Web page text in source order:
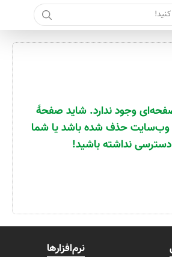
جست و جو
وجود ندارد. شاید صفحهٔ
وب‌سایت حذف شده باشد یا شما
نداشته باشید!
نرم‌افزارها